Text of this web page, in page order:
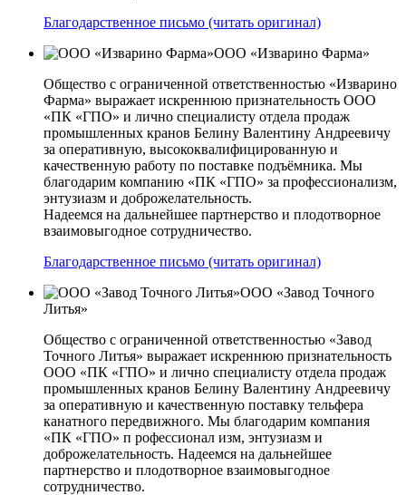
Благодарственное письмо (читать оригинал)
ООО «Изварино Фарма»
Общество с ограниченной ответственностью «Изварино
Фарма» выражает искреннюю признательность ООО
«ПК «ГПО» и лично специалисту отдела продаж
промышленных кранов Белину Валентину Андреевичу
за оперативную, высококвалифицированную и
качественную работу по поставке подъёмника. Мы
благодарим компанию «ПК «ГПО» за профессионализм,
энтузиазм и доброжелательность.
Надеемся на дальнейшее партнерство и плодотворное
взаимовыгодное сотрудничество.
Благодарственное письмо (читать оригинал)
ООО «Завод Точного
Литья»
Общество с ограниченной ответственностью «Завод
Точного Литья» выражает искреннюю признательность
ООО «ПК «ГПО» и лично специалисту отдела продаж
промышленных кранов Белину Валентину Андреевичу
за оперативную и качественную поставку тельфера
канатного передвижного. Мы благодарим компания
«ПК «ГПО» п рофессионал изм, энтузиазм и
доброжелательность. Надеемся на дальнейшее
партнерство и плодотворное взаимовыгодное
сотрудничество.